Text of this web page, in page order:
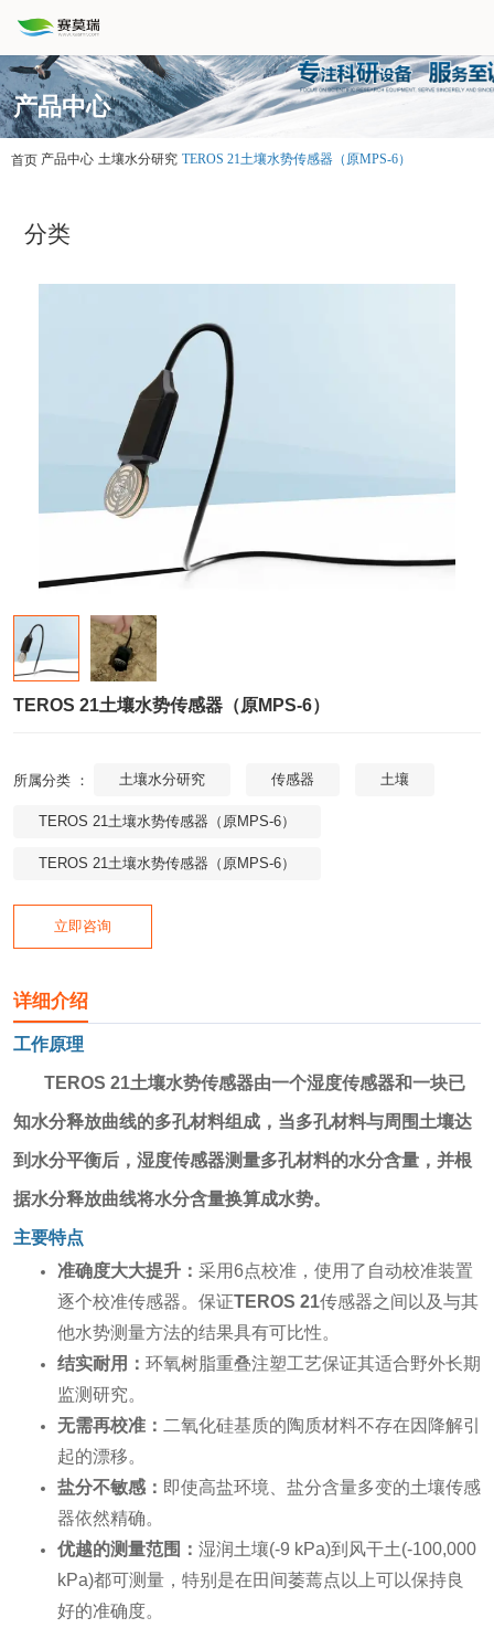
产品中心
首页 产品中心 土壤水分研究 TEROS 21土壤水势传感器（原MPS-6）
分类
TEROS 21土壤水势传感器（原MPS-6）
所属分类 ： 土壤水分研究 传感器 土壤
TEROS 21土壤水势传感器（原MPS-6）
TEROS 21土壤水势传感器（原MPS-6）
立即咨询
详细介绍
工作原理
TEROS 21土壤水势传感器由一个湿度传感器和一块已
知水分释放曲线的多孔材料组成，当多孔材料与周围土壤达
到水分平衡后，湿度传感器测量多孔材料的水分含量，并根
据水分释放曲线将水分含量换算成水势。
主要特点
准确度大大提升： 采用6点校准，使用了自动校准装置
逐个校准传感器。保证TEROS 21传感器之间以及与其
他水势测量方法的结果具有可比性。
结实耐用： 环氧树脂重叠注塑工艺保证其适合野外长期
监测研究。
无需再校准： 二氧化硅基质的陶质材料不存在因降解引
起的漂移。
盐分不敏感： 即使高盐环境、盐分含量多变的土壤传感
器依然精确。
优越的测量范围： 湿润土壤(-9 kPa)到风干土(-100,000
kPa)都可测量，特别是在田间萎蔫点以上可以保持良
好的准确度。